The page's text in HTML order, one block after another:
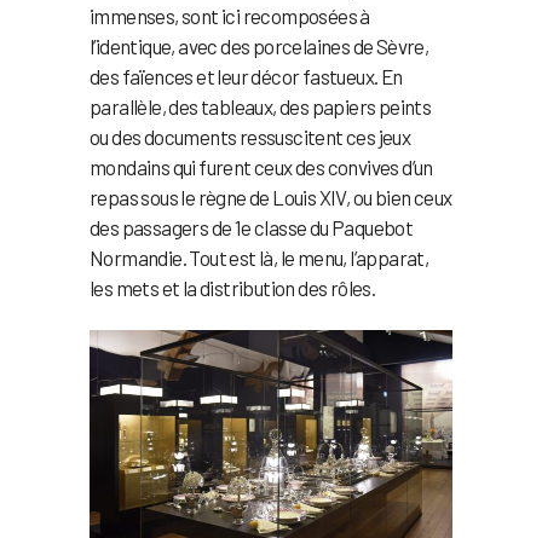
immenses, sont ici recomposées à
l’identique, avec des porcelaines de Sèvre,
des faïences et leur décor fastueux. En
parallèle, des tableaux, des papiers peints
ou des documents ressuscitent ces jeux
mondains qui furent ceux des convives d’un
repas sous le règne de Louis XIV, ou bien ceux
des passagers de 1e classe du Paquebot
Normandie. Tout est là, le menu, l’apparat,
les mets et la distribution des rôles.